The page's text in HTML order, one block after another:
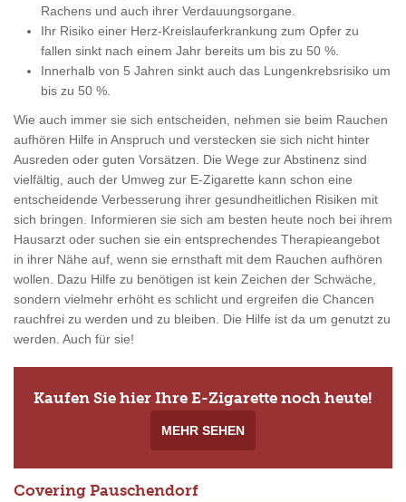
Rachens und auch ihrer Verdauungsorgane.
Ihr Risiko einer Herz-Kreislauferkrankung zum Opfer zu
fallen sinkt nach einem Jahr bereits um bis zu 50 %.
Innerhalb von 5 Jahren sinkt auch das Lungenkrebsrisiko um
bis zu 50 %.
Wie auch immer sie sich entscheiden, nehmen sie beim Rauchen
aufhören Hilfe in Anspruch und verstecken sie sich nicht hinter
Ausreden oder guten Vorsätzen. Die Wege zur Abstinenz sind
vielfältig, auch der Umweg zur E-Zigarette kann schon eine
entscheidende Verbesserung ihrer gesundheitlichen Risiken mit
sich bringen. Informieren sie sich am besten heute noch bei ihrem
Hausarzt oder suchen sie ein entsprechendes Therapieangebot
in ihrer Nähe auf, wenn sie ernsthaft mit dem Rauchen aufhören
wollen. Dazu Hilfe zu benötigen ist kein Zeichen der Schwäche,
sondern vielmehr erhöht es schlicht und ergreifen die Chancen
rauchfrei zu werden und zu bleiben. Die Hilfe ist da um genutzt zu
werden. Auch für sie!
Kaufen Sie hier Ihre E-Zigarette noch heute!
MEHR SEHEN
Covering Pauschendorf